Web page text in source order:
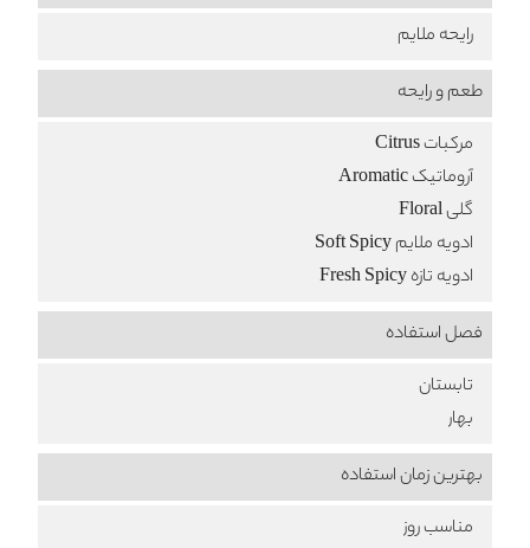
رایحه ملایم
طعم‌ و رایحه
مرکبات Citrus
آروماتیک Aromatic
گلی Floral
ادویه ملایم Soft Spicy
ادویه تازه Fresh Spicy
فصل استفاده
تابستان
بهار
بهترین زمان استفاده
مناسب روز